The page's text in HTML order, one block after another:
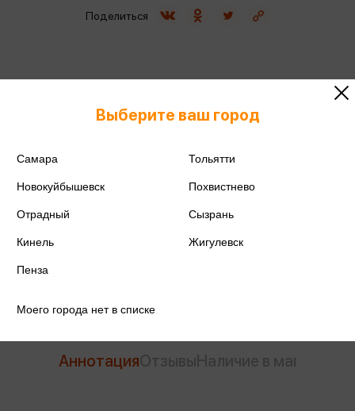
978-5-04-090469-3
Год издания
Количество страниц
Поделиться
Аннотация
Выберите ваш город
Самара Тольятти
Новокуйбышевск Похвистнево
Отрадный Сызрань
Кинель Жигулевск
Пенза
Моего города нет в списке